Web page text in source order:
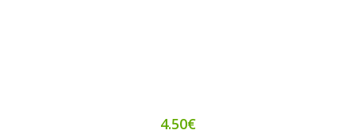
4.50€